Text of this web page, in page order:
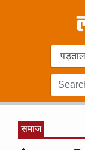
समाज